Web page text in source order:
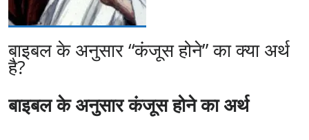
बाइबल के अनुसार “कंजूस होने” का क्या अर्थ
है?
बाइबल के अनुसार कंजूस होने का अर्थ